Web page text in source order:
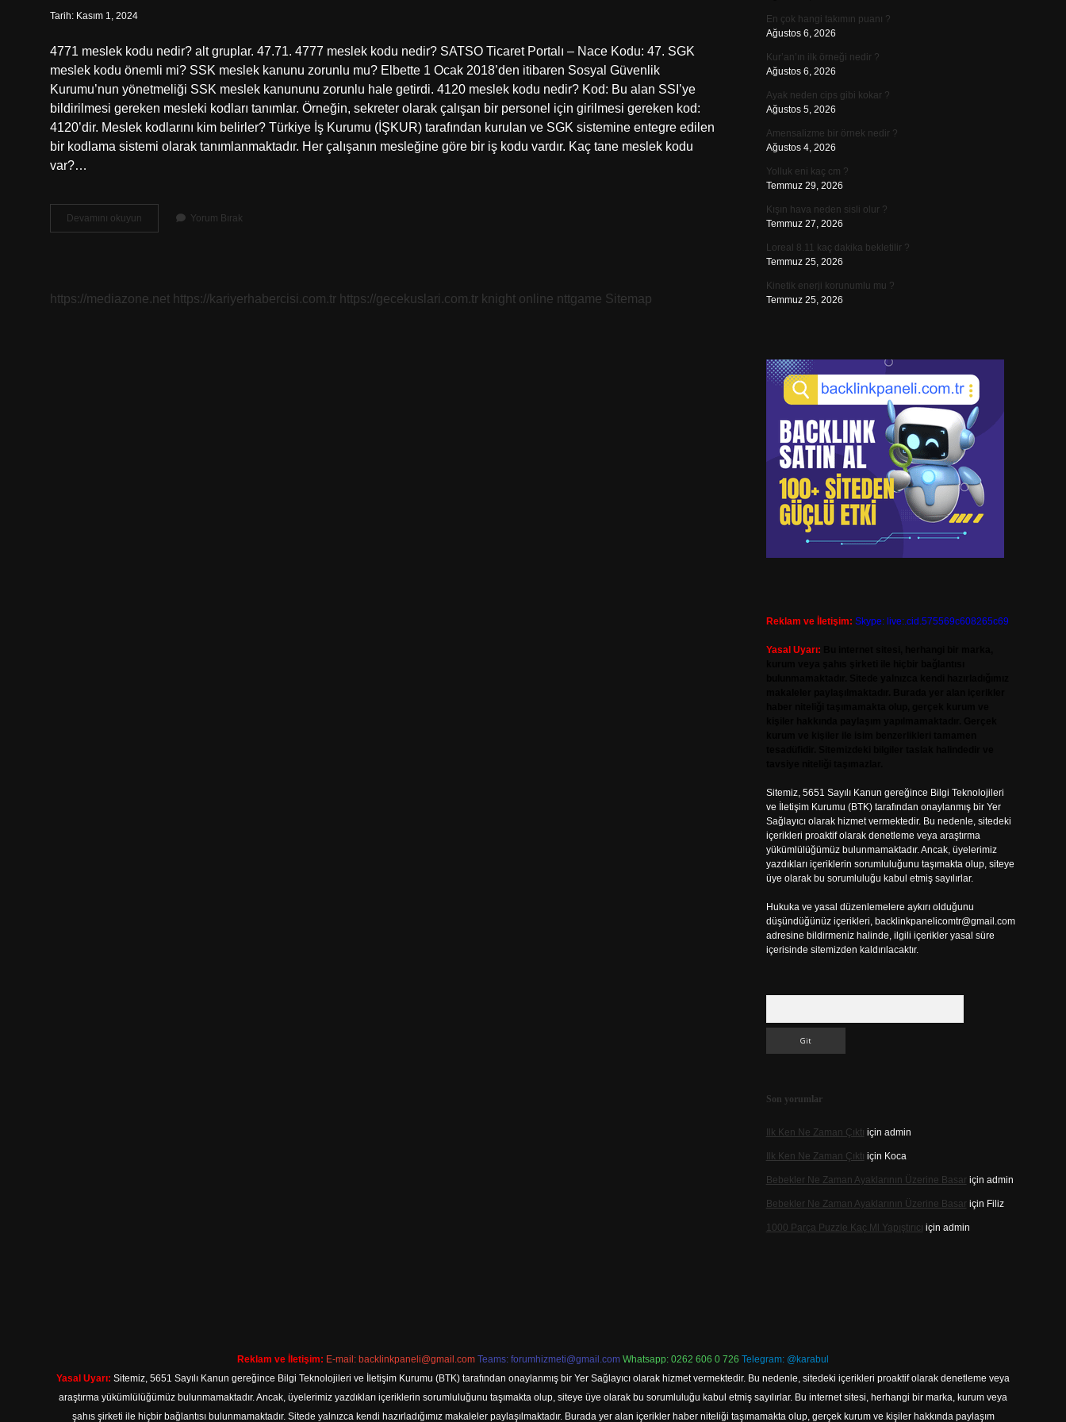
Tarih: Kasım 1, 2024
4771 meslek kodu nedir? alt gruplar. 47.71. 4777 meslek kodu nedir? SATSO Ticaret Portalı – Nace Kodu: 47. SGK
meslek kodu önemli mi? SSK meslek kanunu zorunlu mu? Elbette 1 Ocak 2018’den itibaren Sosyal Güvenlik
Kurumu’nun yönetmeliği SSK meslek kanununu zorunlu hale getirdi. 4120 meslek kodu nedir? Kod: Bu alan SSI’ye
bildirilmesi gereken mesleki kodları tanımlar. Örneğin, sekreter olarak çalışan bir personel için girilmesi gereken kod:
4120’dir. Meslek kodlarını kim belirler? Türkiye İş Kurumu (İŞKUR) tarafından kurulan ve SGK sistemine entegre edilen
bir kodlama sistemi olarak tanımlanmaktadır. Her çalışanın mesleğine göre bir iş kodu vardır. Kaç tane meslek kodu
var?…
Devamını okuyun
Meslek
Yorum Bırak
https://mediazone.net https://kariyerhabercisi.com.tr https://gecekuslari.com.tr knight online nttgame Sitemap
En çok hangi takımın puanı ?
Ağustos 6, 2026
Kur’an’ın ilk örneği nedir ?
Ağustos 6, 2026
Ayak neden cips gibi kokar ?
Ağustos 5, 2026
Amensalizme bir örnek nedir ?
Ağustos 4, 2026
Yolluk eni kaç cm ?
Temmuz 29, 2026
Kışın hava neden sisli olur ?
Temmuz 27, 2026
Loreal 8.11 kaç dakika bekletilir ?
Temmuz 25, 2026
Kinetik enerji korunumlu mu ?
Temmuz 25, 2026
Reklam ve İletişim: Skype: live:.cid.575569c608265c69
Yasal Uyarı:
Sitemiz, 5651 Sayılı Kanun gereğince Bilgi Teknolojileri
ve İletişim Kurumu (BTK) tarafından onaylanmış bir Yer
Sağlayıcı olarak hizmet vermektedir. Bu nedenle, sitedeki
içerikleri proaktif olarak denetleme veya araştırma
yükümlülüğümüz bulunmamaktadır. Ancak, üyelerimiz
yazdıkları içeriklerin sorumluluğunu taşımakta olup, siteye
üye olarak bu sorumluluğu kabul etmiş sayılırlar.
Hukuka ve yasal düzenlemelere aykırı olduğunu
düşündüğünüz içerikleri, backlinkpanelicomtr@gmail.com
adresine bildirmeniz halinde, ilgili içerikler yasal süre
içerisinde sitemizden kaldırılacaktır.
Son yorumlar
Ilk Ken Ne Zaman Çıktı için admin
Ilk Ken Ne Zaman Çıktı için Koca
Bebekler Ne Zaman Ayaklarının Üzerine Basariçin admin
Bebekler Ne Zaman Ayaklarının Üzerine Basariçin Filiz
1000 Parça Puzzle Kaç Ml Yapıştırıcı için admin
Reklam ve İletişim: E-mail: backlinkpaneli@gmail.com Teams: forumhizmeti@gmail.com Whatsapp: 0262 606 0 726 Telegram: @karabul
Yasal Uyarı: Sitemiz, 5651 Sayılı Kanun gereğince Bilgi Teknolojileri ve İletişim Kurumu (BTK) tarafından onaylanmış bir Yer Sağlayıcı olarak hizmet vermektedir. Bu nedenle, sitedeki içerikleri proaktif olarak denetleme veya
araştırma yükümlülüğümüz bulunmamaktadır. Ancak, üyelerimiz yazdıkları içeriklerin sorumluluğunu taşımakta olup, siteye üye olarak bu sorumluluğu kabul etmiş sayılırlar. Bu internet sitesi, herhangi bir marka, kurum veya
şahıs şirketi ile hiçbir bağlantısı bulunmamaktadır. Sitede yalnızca kendi hazırladığımız makaleler paylaşılmaktadır. Burada yer alan içerikler haber niteliği taşımamakta olup, gerçek kurum ve kişiler hakkında paylaşım